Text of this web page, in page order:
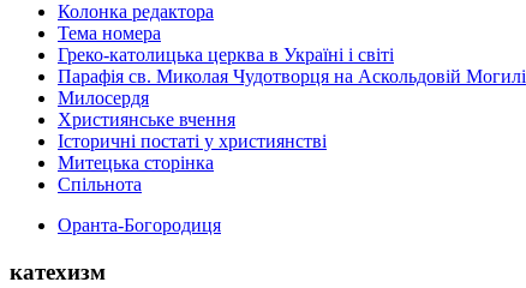
Колонка редактора
Тема номера
Греко-католицька церква в Україні і світі
Парафія св. Миколая Чудотворця на Аскольдовій Могилі
Милосердя
Християнське вчення
Історичні постаті у християнстві
Митецька сторінка
Спільнота
Оранта-Богородиця
катехизм